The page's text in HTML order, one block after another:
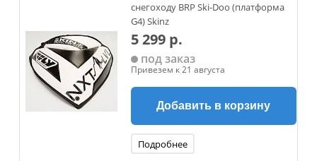
снегоходу BRP Ski-Doo (платформа
G4) Skinz
5 299 р.
под заказ
Привезем к 21 августа
Добавить в корзину
Подробнее